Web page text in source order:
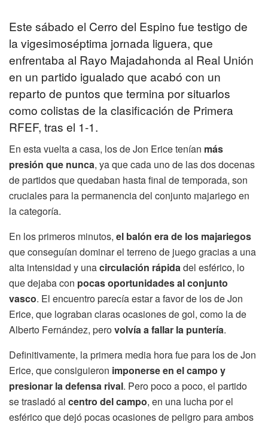
Este sábado el Cerro del Espino fue testigo de
la vigesimoséptima jornada liguera, que
enfrentaba al Rayo Majadahonda al Real Unión
en un partido igualado que acabó con un
reparto de puntos que termina por situarlos
como colistas de la clasificación de Primera
RFEF, tras el 1-1.
En esta vuelta a casa, los de Jon Erice tenían más
presión que nunca, ya que cada uno de las dos docenas
de partidos que quedaban hasta final de temporada, son
cruciales para la permanencia del conjunto majariego en
la categoría.
En los primeros minutos, el balón era de los majariegos
que conseguían dominar el terreno de juego gracias a una
alta intensidad y unacirculación rápidadel esférico, lo
que dejaba con pocas oportunidades al conjunto
vasco. El encuentro parecía estar a favor de los de Jon
Erice, que lograban claras ocasiones de gol, como la de
Alberto Fernández, perovolvía a fallar la puntería.
Definitivamente, la primera media hora fue para los de Jon
Erice, que consiguieron imponerse en el campo y
presionar la defensa rival. Pero poco a poco, el partido
se trasladó al centro del campo, en una lucha por el
esférico que dejó pocas ocasiones de peligro para ambos